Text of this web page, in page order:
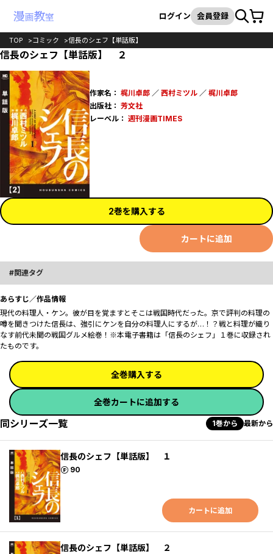
検索
ログイン 会員登録カート
TOP コミック 信長のシェフ【単話版】
信長のシェフ【単話版】 ２
作家名： 梶川卓郎／ 西村ミツル／ 梶川卓郎
出版社： 芳文社
レーベル： 週刊漫画TIMES
2巻を購入する
カートに追加
関連タグ
あらすじ／作品情報
現代の料理人・ケン。彼が目を覚ますとそこは戦国時代だった。京で評判の料理の
噂を聞きつけた信長は、強引にケンを自分の料理人にするが…！？戦と料理が織り
なす前代未聞の戦国グルメ絵巻！※本電子書籍は「信長のシェフ」１巻に収録され
たものです。
全巻購入する
全巻カートに追加する
同シリーズ一覧 1巻から 最新から
信長のシェフ【単話版】 １
90
ポイント
カートに追加
信長のシェフ【単話版】 ２